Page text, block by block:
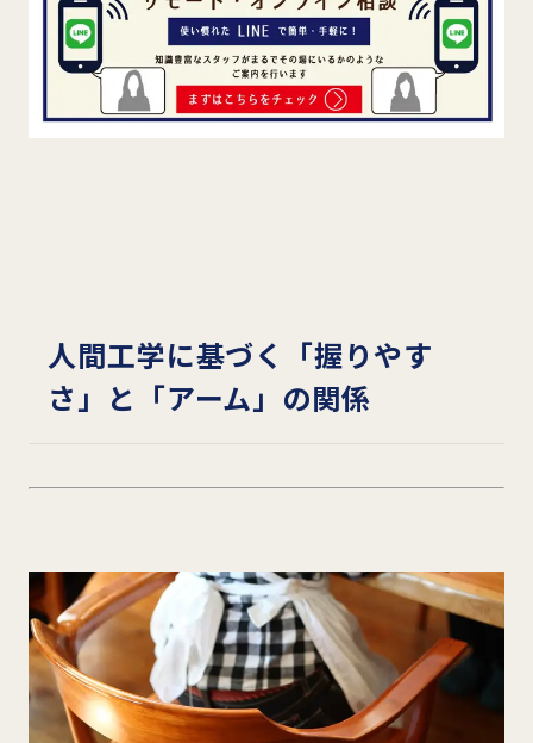
人間工学に基づく「握りやす
さ」と「アーム」の関係